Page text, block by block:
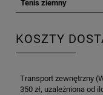
Tenis ziemny
KOSZTY
CENA NIE
Transport zewnętrzny
350 zł, uzależniona od